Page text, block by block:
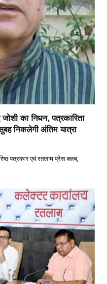
का निधन, पत्रकारिता
निकलेगी अंतिम यात्रा
पत्रकार एवं रतलाम प्रेस क्लब,